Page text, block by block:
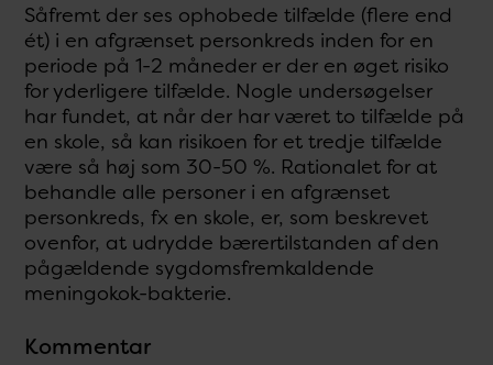
Såfremt der ses ophobede tilfælde (flere end
ét) i en afgrænset personkreds inden for en
periode på 1-2 måneder er der en øget risiko
for yderligere tilfælde. Nogle undersøgelser
har fundet, at når der har været to tilfælde på
en skole, så kan risikoen for et tredje tilfælde
være så høj som 30-50 %. Rationalet for at
behandle alle personer i en afgrænset
personkreds, fx en skole, er, som beskrevet
ovenfor, at udrydde bærertilstanden af den
pågældende sygdomsfremkaldende
meningokok-bakterie.
Kommentar